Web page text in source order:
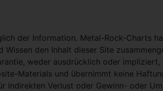
der Information. Metal-Rock-Charts
Wissen den Inhalt dieser Site
weder ausdrücklich oder
Materials und übernimmt keine
indirekten Verlust oder Gewinn- oder